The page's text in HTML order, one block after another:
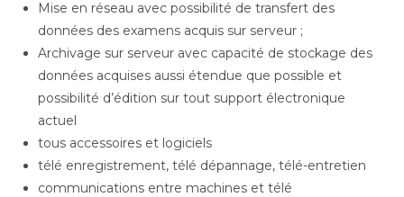
Mise en réseau avec possibilité de transfert des
données des examens acquis sur serveur ;
Archivage sur serveur avec capacité de stockage des
données acquises aussi étendue que possible et
possibilité d’édition sur tout support électronique
actuel
tous accessoires et logiciels
télé enregistrement, télé dépannage, télé-entretien
communications entre machines et télé